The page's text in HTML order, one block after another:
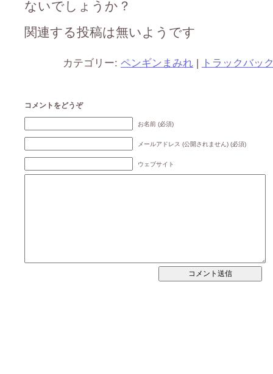
ないでしょうか？
関連する投稿は無いようです
カテゴリー: ペンギンまみれ | トラックバッ
コメントをどうぞ
お名前 (必須)
メールアドレス (公開されません) (必須)
ウェブサイト